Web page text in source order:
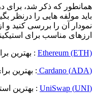
همانطور که ذکر شد، برای
باید مولفه هایی را درنظر
نمودار آن را بررسی کنید و
ارزهای مناسب برای
Ethereum (ETH) : بهترین
(ADA) Cardano : بهترین
(UNI) UniSwap : بهترین